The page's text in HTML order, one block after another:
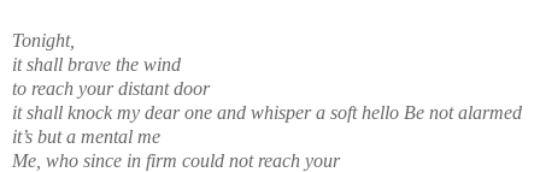
Tonight,
it shall brave the wind
to reach your distant door
it shall knock my dear one and whisper a soft hello Be not alarmed
it’s but a mental me
Me, who since in firm could not reach your